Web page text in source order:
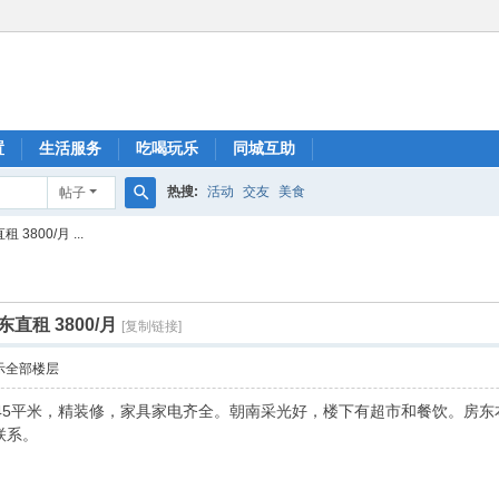
生活服务 吃喝玩乐 同城互助
帖子 热搜: 活动 交友 美食
租 3800/月 ...
直租 3800/月 [复制链接]
全部楼层
平米，精装修，家具家电齐全。朝南采光好，楼下有超市和餐饮。房
。